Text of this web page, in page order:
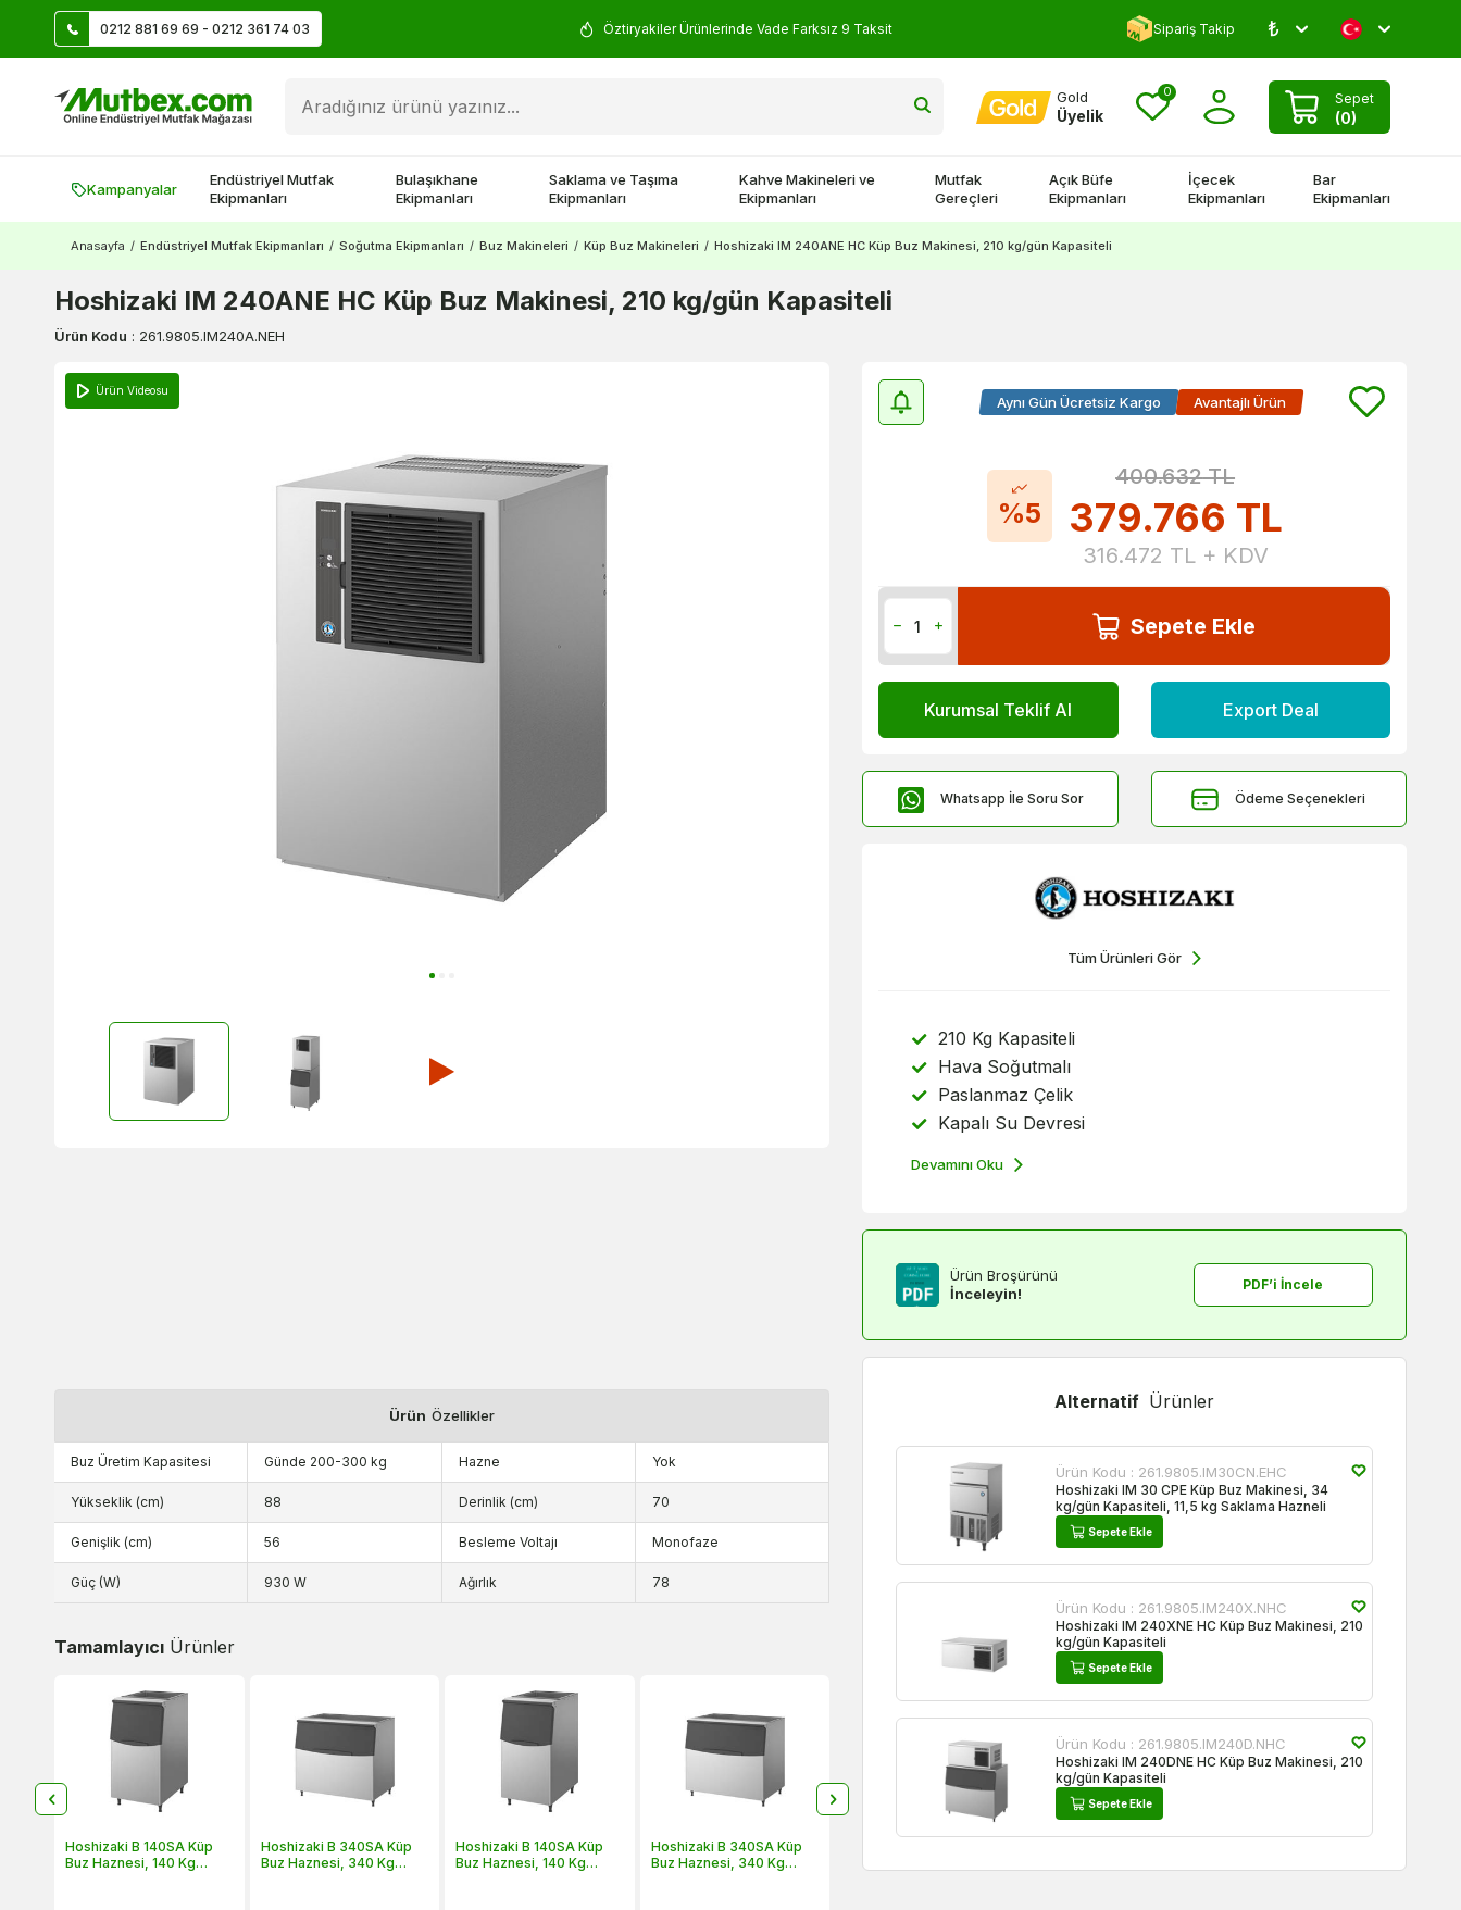
0212 881 69 69 - 0212 361 74 03
Öztiryakiler Ürünlerinde Vade Farksız 9 Taksit Yorum Yap 500 TL Kazan! 5000 TL Üstü Kargo Bedava!
Sipariş Takip ₺
Gold
Üyelik
0 Sepet
(0)
Kampanyalar
Endüstriyel Mutfak
Ekipmanları
Bulaşıkhane
Ekipmanları
Saklama ve Taşıma
Ekipmanları
Kahve Makineleri ve
Ekipmanları
Mutfak
Gereçleri
Açık Büfe
Ekipmanları
İçecek
Ekipmanları
Bar
Ekipmanları
Anasayfa / Endüstriyel Mutfak Ekipmanları / Soğutma Ekipmanları / Buz Makineleri / Küp Buz Makineleri / Hoshizaki IM 240ANE HC Küp Buz Makinesi, 210 kg/gün Kapasiteli
Hoshizaki IM 240ANE HC Küp Buz Makinesi, 210 kg/gün Kapasiteli
Ürün Kodu : 261.9805.IM240A.NEH
Ürün Videosu
Aynı Gün Ücretsiz Kargo Avantajlı Ürün
%5
400.632TL
379.766 TL
316.472 TL + KDV
Sepete Ekle
Kurumsal Teklif Al Export Deal
Whatsapp İle Soru Sor Ödeme Seçenekleri
Tüm Ürünleri Gör
210 Kg Kapasiteli
Hava Soğutmalı
Paslanmaz Çelik
Kapalı Su Devresi
Devamını Oku
Ürün Broşürünü
İnceleyin!
PDF’i İncele
Ürün Özellikler
Buz Üretim Kapasitesi Günde 200-300 kg Hazne Yok
Yükseklik (cm) 88 Derinlik (cm) 70
Genişlik (cm) 56 Besleme Voltajı Monofaze
Güç (W) 930 W Ağırlık 78
Tamamlayıcı Ürünler
Hoshizaki B 140SA Küp
Buz Haznesi, 140 Kg
Hoshizaki B 340SA Küp
Buz Haznesi, 340 Kg
Hoshizaki B 140SA Küp
Buz Haznesi, 140 Kg
Hoshizaki B 340SA Küp
Buz Haznesi, 340 Kg
Alternatif Ürünler
Ürün Kodu : 261.9805.IM30CN.EHC
Hoshizaki IM 30 CPE Küp Buz Makinesi, 34
kg/gün Kapasiteli, 11,5 kg Saklama Hazneli
Sepete Ekle
Ürün Kodu : 261.9805.IM240X.NHC
Hoshizaki IM 240XNE HC Küp Buz Makinesi, 210
kg/gün Kapasiteli
Sepete Ekle
Ürün Kodu : 261.9805.IM240D.NHC
Hoshizaki IM 240DNE HC Küp Buz Makinesi, 210
kg/gün Kapasiteli
Sepete Ekle